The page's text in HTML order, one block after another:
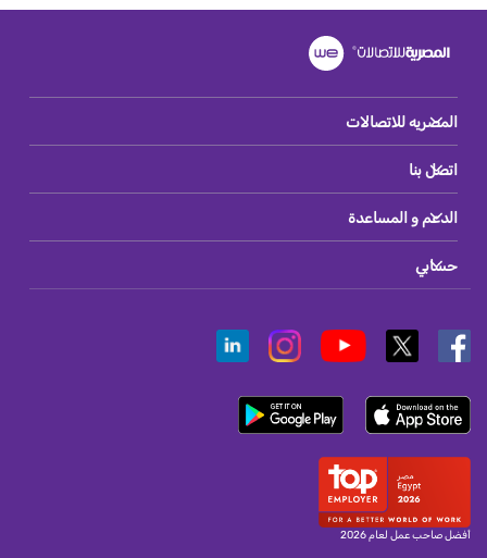
المصريه للاتصالات
اتصل بنا
الدعم و المساعدة
حسابي
أفضل صاحب عمل لعام 2026